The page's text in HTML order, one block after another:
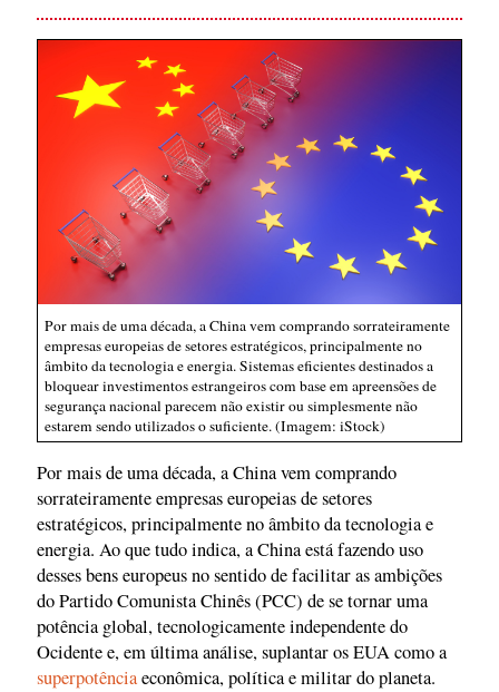
Por mais de uma década, a China vem comprando sorrateiramente
empresas europeias de setores estratégicos, principalmente no
âmbito da tecnologia e energia. Sistemas eficientes destinados a
bloquear investimentos estrangeiros com base em apreensões de
segurança nacional parecem não existir ou simplesmente não
estarem sendo utilizados o suficiente. (Imagem: iStock)
Por mais de uma década, a China vem comprando
sorrateiramente empresas europeias de setores
estratégicos, principalmente no âmbito da tecnologia e
energia. Ao que tudo indica, a China está fazendo uso
desses bens europeus no sentido de facilitar as ambições
do Partido Comunista Chinês (PCC) de se tornar uma
potência global, tecnologicamente independente do
Ocidente e, em última análise, suplantar os EUA como a
superpotênciaeconômica, política e militar do planeta.